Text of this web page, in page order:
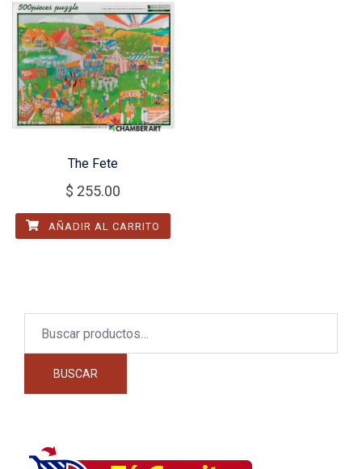
The Fete
$ 255.00
AÑADIR AL CARRITO
BUSCAR